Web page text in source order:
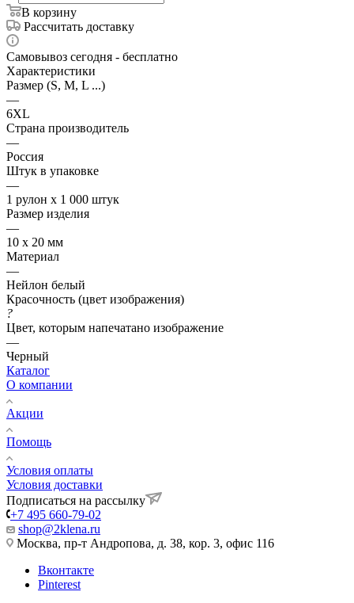
В корзину
Рассчитать доставку
Самовывоз сегодня - бесплатно
Характеристики
Размер (S, M, L ...)
—
6XL
Страна производитель
—
Россия
Штук в упаковке
—
1 рулон х 1 000 штук
Размер изделия
—
10 х 20 мм
Материал
—
Нейлон белый
Красочность (цвет изображения)
?
Цвет, которым напечатано изображение
—
Черный
Каталог
О компании
Акции
Помощь
Условия оплаты
Условия доставки
Подписаться на рассылку
+7 495 660-79-02
shop@2klena.ru
Москва, пр-т Андропова, д. 38, кор. 3, офис 116
Вконтакте
Pinterest